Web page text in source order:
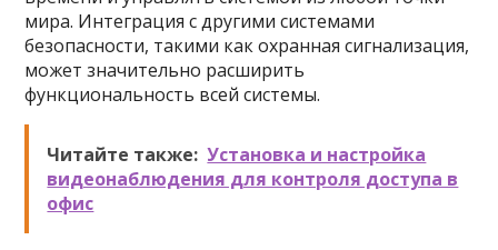
мира. Интеграция с другими системами
безопасности, такими как охранная сигнализация,
может значительно расширить
функциональность всей системы.
Читайте также: Установка и настройка
видеонаблюдения для контроля доступа в
офис